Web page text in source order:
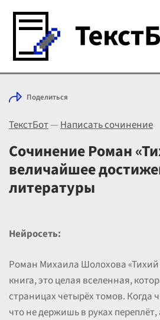
Войти с Telegram
Выбрать режим
Цены
Поделиться
ТекстБот—Написать сочинение
Сочинение Роман
величайшее
литературы
Нейросеть:
Роман Михаила Шолохова
книга, это целая вселенная,
страницах четырёх томов. Когда
что не держишь в руках